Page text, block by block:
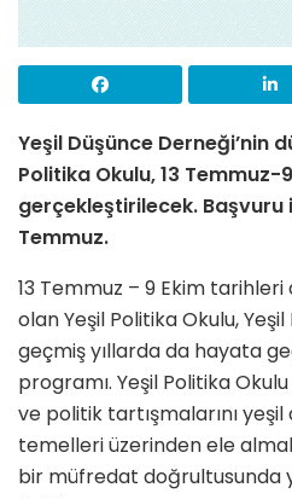
Yeşil Düşünce Derneği’nin
Politika Okulu, 13
gerçekleştirilecek. Başvuru
Temmuz.
13 Temmuz – 9 Ekim
olan Yeşil Politika Okulu,
geçmiş yıllarda da hayata
programı. Yeşil Politika
ve politik tartışmalarını
temelleri üzerinden ele
bir müfredat doğrultusunda